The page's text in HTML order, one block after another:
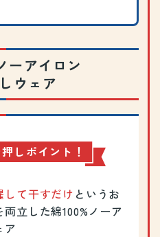
ーアイロン
ウェア
しポイント！
して干すだけ という お
両立した綿100%ノーア
ア